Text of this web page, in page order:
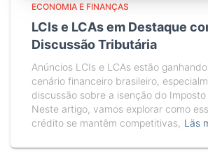
ECONOMIA E FINANÇAS
LCIs e LCAs em Destaque
Discussão Tributária
Anúncios LCIs e LCAs estão
cenário financeiro brasileiro,
discussão sobre a isenção do Imposto
Neste artigo, vamos explorar como
crédito se mantêm competitivas, Läs